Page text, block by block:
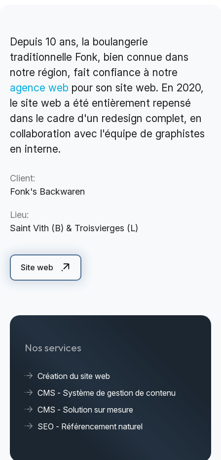
Référencement (SEO/GEO)
Publicité en ligne (SEA/SMA)
Social Media Marketing (SMM)
Marketing par e-mail
Applications
Applications web
CMS - Systèmes de gestion de contenus
Solutions IA
Client:
Fonk's Backwaren
Lieu:
Saint Vith (B) & Troisvierges (L)
Site web
Depuis 10 ans, la boulangerie
traditionnelle Fonk, bien connue dans
notre région, fait confiance à notre
agence web pour son site web. En 2020,
le site web a été entièrement repensé
dans le cadre d'un redesign complet, en
collaboration avec l'équipe de graphistes
en interne.
Nos services
Création du site web
CMS - Système de gestion de contenu
CMS - Solution sur mesure
SEO - Référencement naturel